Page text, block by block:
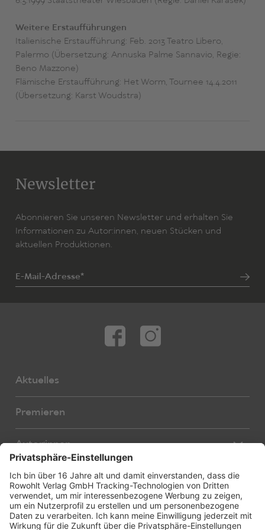
Weitere Erstaufführungen
Italienische Erstaufführung: Feb. 2013 Teatro Libero,
Palermo (Übersetzung: Annuska Palme Sannavio, Regie:
Beno Mazzone)
Flämische Erstaufführung: Het Worm, Tournee 14.4.2011
(Übersetzung: Karst Woudstra)
Newsletter
Abonnieren Sie unseren Newsletter und erhalten Sie
Informationen zu Autor:innen, neuen Stücken und
aktuellen Produktionen.
E-Mail-Adresse*
Aktuelles
Premieren
Autor:innen
Übersetzer:innen
Bearbeiter:innen
Stücke
Neue Stücke
E-Books
Foreign Rights